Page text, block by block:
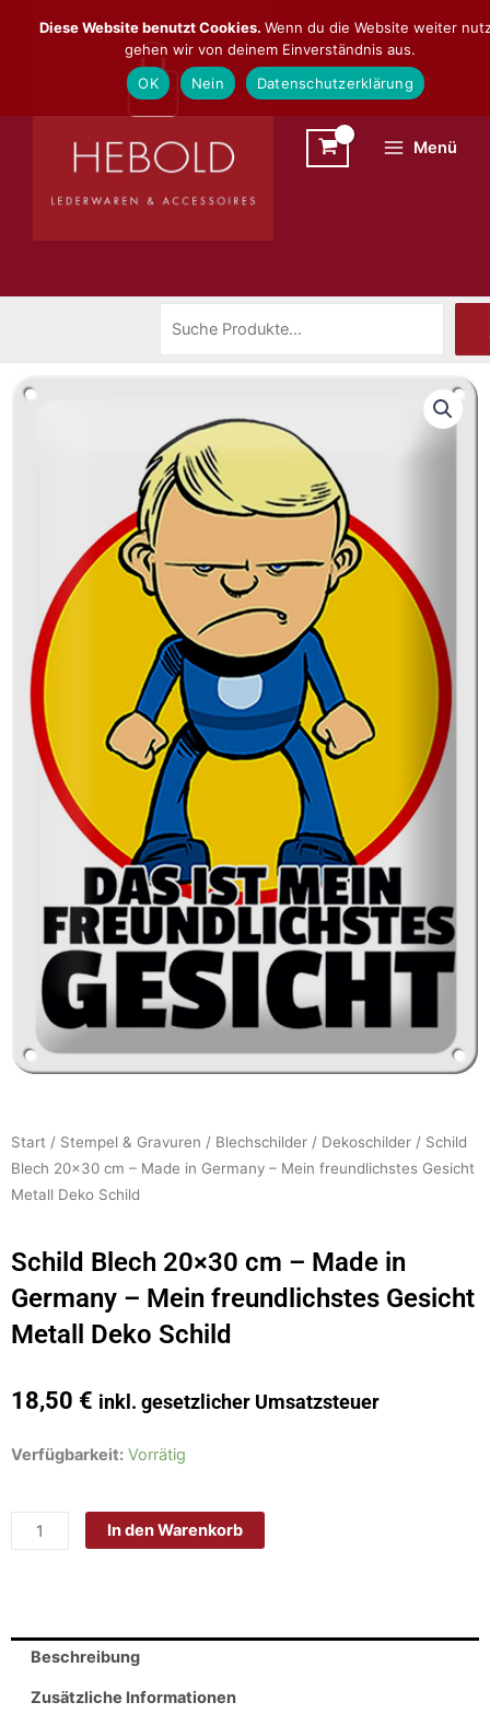
Inhalt
Menü
Start / Stempel & Gravuren / Blechschilder / Dekoschilder / Schild
Blech 20×30 cm – Made in Germany – Mein freundlichstes Gesicht
Metall Deko Schild
Schild Blech 20×30 cm – Made in
Germany – Mein freundlichstes Gesicht
Metall Deko Schild
18,50 € inkl. gesetzlicher Umsatzsteuer
Verfügbarkeit: Vorrätig
Schild
Germany
Mein
In den Warenkorb
Beschreibung
Zusätzliche Informationen
Diese Website benutzt Cookies. Wenn du die Website weiter
gehen wir von deinem Einverständnis aus.
OK
Nein Datenschutzerklärung